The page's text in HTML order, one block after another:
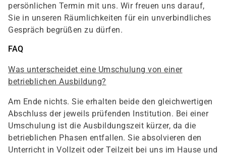
persönlichen Termin mit uns. Wir freuen uns darauf,
Sie in unseren Räumlichkeiten für ein unverbindliches
Gespräch begrüßen zu dürfen.
FAQ
Was unterscheidet eine Umschulung von einer
betrieblichen Ausbildung?
Am Ende nichts. Sie erhalten beide den gleichwertigen
Abschluss der jeweils prüfenden Institution. Bei einer
Umschulung ist die Ausbildungszeit kürzer, da die
betrieblichen Phasen entfallen. Sie absolvieren den
Unterricht in Vollzeit oder Teilzeit bei uns im Hause und